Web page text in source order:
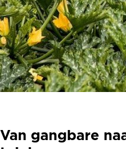
Van gangbare